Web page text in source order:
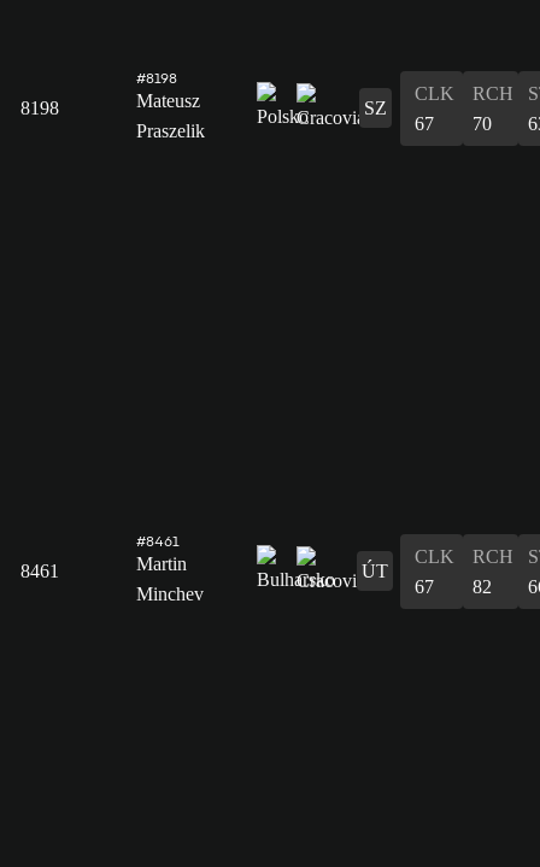
8198
#8198
Mateusz
Praszelik
SZ
CLK
67
RCH
70
8461
#8461
Martin
Minchev
ÚT
CLK
67
RCH
82